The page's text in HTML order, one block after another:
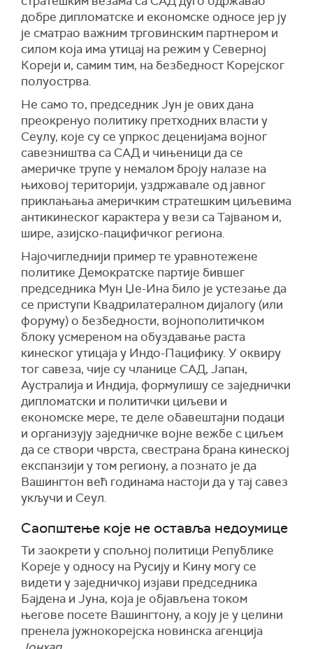
добре дипломатске и економске односе јер ју
је сматрао важним трговинским партнером и
силом која има утицај на режим у Северној
Кореји и, самим тим, на безбедност Корејског
полуострва.
Не само то, председник Јун је ових дана
преокренуо политику претходних власти у
Сеулу, које су се упркос деценијама војног
савезништва са САД и чињеници да се
америчке трупе у немалом броју налазе на
њиховој територији, уздржавале од јавног
приклањања америчким стратешким циљевима
антикинеског карактера у вези са Тајваном и,
шире, азијско-пацифичког региона.
Најочигледнији пример те уравнотежене
политике Демократске партије бившег
председника Мун Џе-Ина било је устезање да
се приступи Квадрилатералном дијалогу (или
форуму) о безбедности, војнополитичком
блоку усмереном на обуздавање раста
кинеског утицаја у Индо-Пацифику. У оквиру
тог савеза, чије су чланице САД, Јапан,
Аустралија и Индија, формулишу се заједнички
дипломатски и политички циљеви и
економске мере, те деле обавештајни подаци
и организују заједничке војне вежбе с циљем
да се створи чврста, свестрана брана кинеској
експанзији у том региону, а познато је да
Вашингтон већ годинама настоји да у тај савез
укључи и Сеул.
Саопштење које не оставља недоумице
Ти заокрети у спољној политици Републике
Кореје у односу на Русију и Кину могу се
видети у заједничкој изјави председника
Бајдена и Јуна, која је објављена током
његове посете Вашингтону, а коју је у целини
пренела јужнокорејска новинска агенција